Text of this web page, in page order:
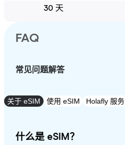
30 天
FAQ
常见问题解答
关于 eSIM 使用 eSIM Holafly 服务
什么是 eSIM？